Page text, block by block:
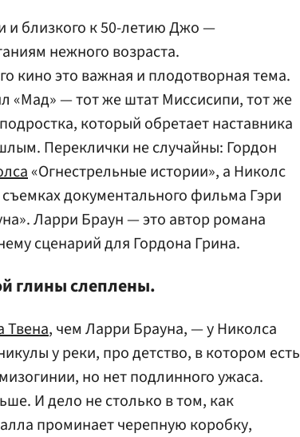
и близкого к 50-летию Джо —
нежного возраста.
кино это важная и плодотворная тема.
«Мад» — тот же штат Миссисипи, тот же
который обретает наставника
Переклички не случайны: Гордон
«Огнестрельные истории», а Николс
документального фильма Гэри
Ларри Браун — это автор романа
сценарий для Гордона Грина.
глины слеплены.
Твена, чем Ларри Брауна, — у Николса
у реки, про детство, в котором есть
но нет подлинного ужаса.
И дело не столько в том, как
проминает черепную коробку,